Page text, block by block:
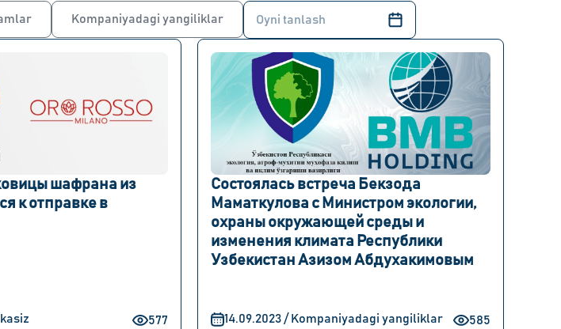
Kompaniyadagi yangiliklar
шафрана из
к отправке в
577
Состоялась встреча Бекзода
Маматкулова с Министром экологии,
охраны окружающей среды и
изменения климата Республики
Узбекистан Азизом Абдухакимовым
585
14.09.2023 / Kompaniyadagi yangiliklar